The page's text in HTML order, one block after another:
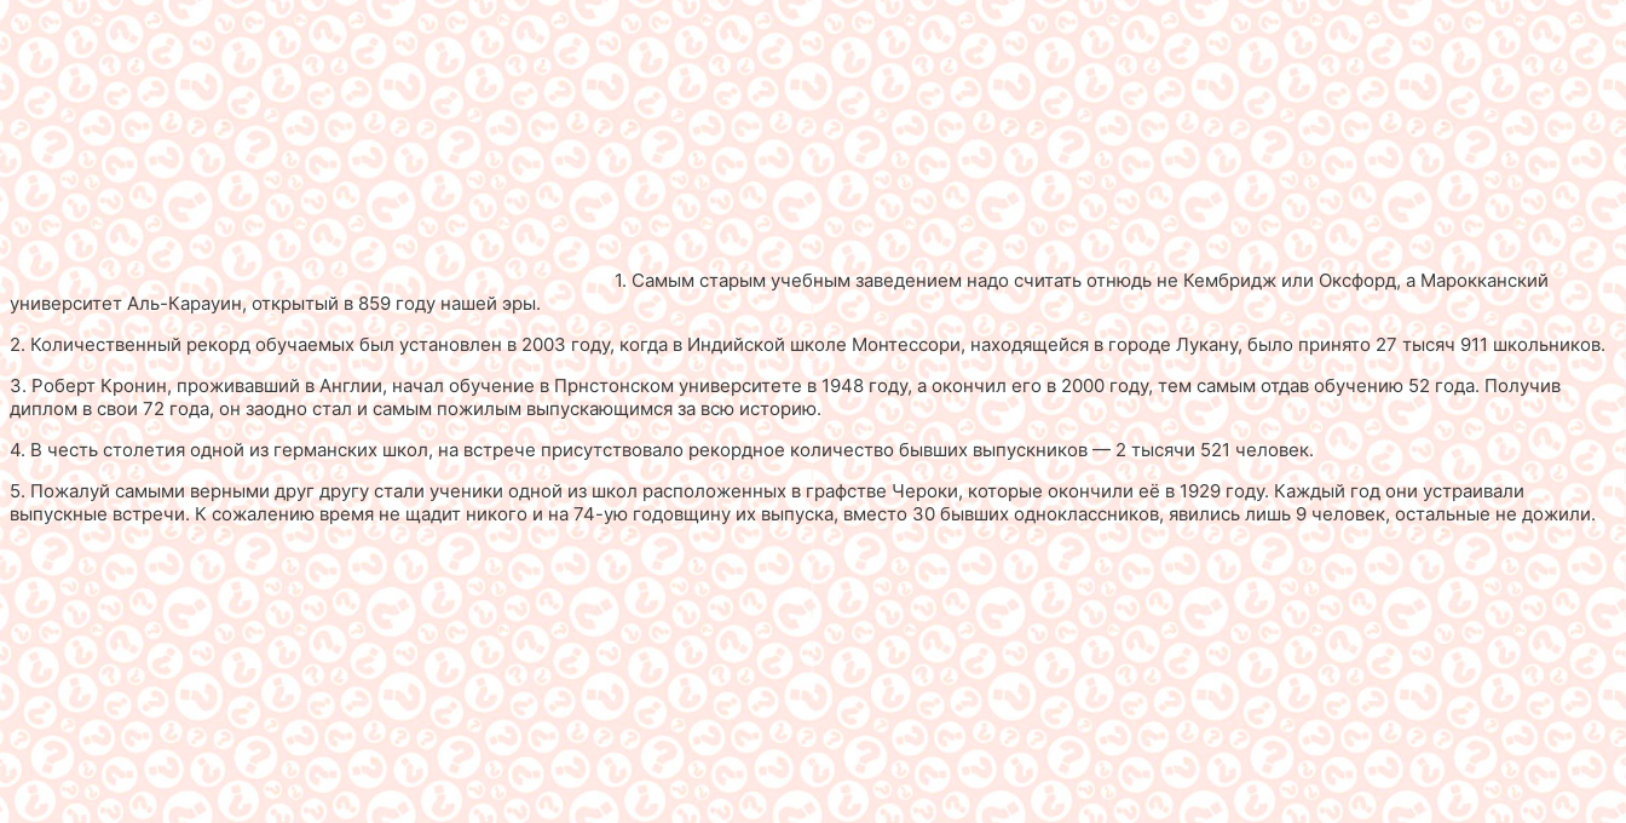
1. Самым старым учебным заведением надо считать отнюдь не Кембридж или Оксфорд, а Марокканский
университет Аль-Карауин, открытый в 859 году нашей эры.
2. Количественный рекорд обучаемых был установлен в 2003 году, когда в Индийской школе Монтессори, находящейся в городе Лукану, было принято 27 тысяч 911 школьников.
3. Роберт Кронин, проживавший в Англии, начал обучение в Прнстонском университете в 1948 году, а окончил его в 2000 году, тем самым отдав обучению 52 года. Получив
диплом в свои 72 года, он заодно стал и самым пожилым выпускающимся за всю историю.
4. В честь столетия одной из германских школ, на встрече присутствовало рекордное количество бывших выпускников — 2 тысячи 521 человек.
5. Пожалуй самыми верными друг другу стали ученики одной из школ расположенных в графстве Чероки, которые окончили её в 1929 году. Каждый год они устраивали
выпускные встречи. К сожалению время не щадит никого и на 74-ую годовщину их выпуска, вместо 30 бывших одноклассников, явились лишь 9 человек, остальные не дожили.